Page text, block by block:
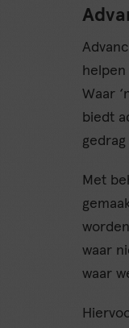
Waar
biedt
Met
waar
waar